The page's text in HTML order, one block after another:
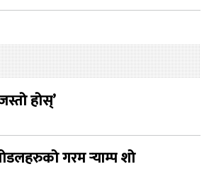
होस्’
गरम र्‍याम्प शो